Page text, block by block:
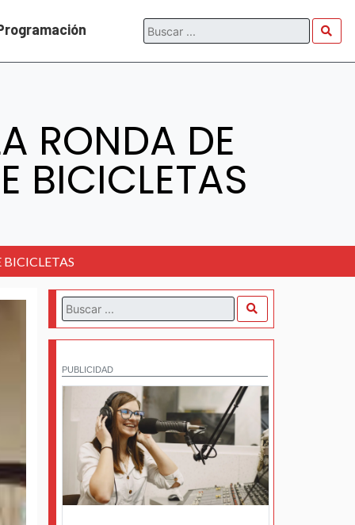
RONDA DE
BICICLETAS
PUBLICIDAD